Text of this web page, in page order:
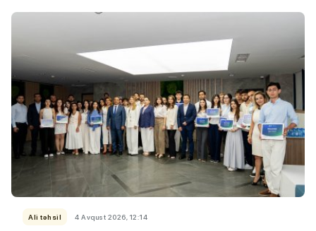
Ali təhsil 4 Avqust 2026, 12:14